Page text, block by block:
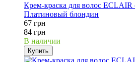
Крем-краска для волос ECLAIR
Платиновый блондин
67 грн
84 грн
В наличии
Купить